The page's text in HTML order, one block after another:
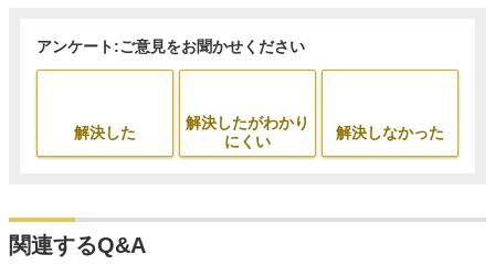
アンケート:ご意見をお聞かせください
解決した
解決したがわかり
にくい
解決しなかった
関連するQ&A